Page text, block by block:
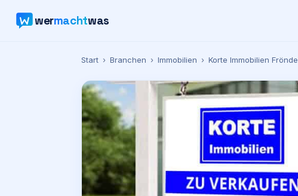
wermachtwas
Start › Branchen › Immobilien › Korte Immobilien